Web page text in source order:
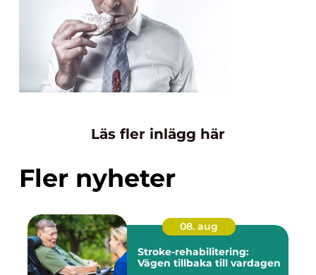
Läs fler inlägg här
Fler nyheter
08. aug
Stroke-rehabilitering:
Vägen tillbaka till vardagen